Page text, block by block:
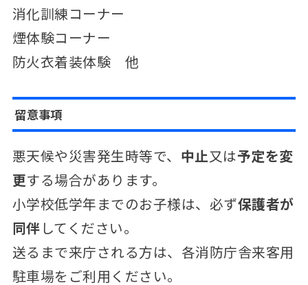
消化訓練コーナー
煙体験コーナー
防火衣着装体験 他
留意事項
悪天候や災害発生時等で、 中止又は予定を変
更する場合があります。
小学校低学年までのお子様は、必ず保護者が
同伴 してください。
送るまで来庁される方は、各消防庁舎来客用
駐車場をご利用ください。